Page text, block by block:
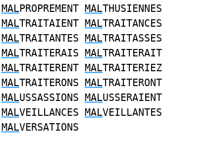
MALPROPREMENT MALTHUSIENNES
MALTRAITAIENT MALTRAITANCES
MALTRAITANTES MALTRAITASSES
MALTRAITERAIS MALTRAITERAIT
MALTRAITERENT MALTRAITERIEZ
MALTRAITERONS MALTRAITERONT
MALUSSASSIONS MALUSSERAIENT
MALVEILLANCES MALVEILLANTES
MALVERSATIONS